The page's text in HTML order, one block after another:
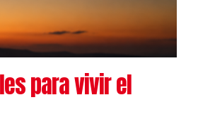
para vivir el